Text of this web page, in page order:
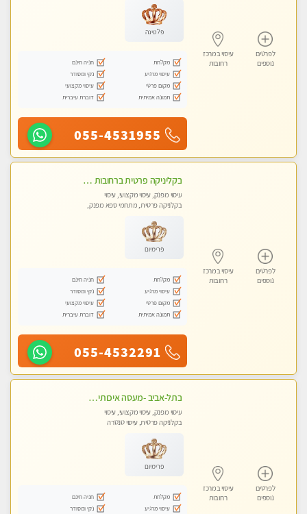
לפרטים
נוספים
עיסוי במרכז
רחובות
פלטינה
מקלחת
חניה חינם
עיסוי מרגיע
נקי ומסודר
מקום פרטי
עיסוי מקצועי
תמונה אמיתית
דוברת עיברית
055-4531955
לפרטים
נוספים
עיסוי במרכז
רחובות
בקליניקה פרטית ברחובות כל סוגי העיסויים מעסה מקצועית ואיכותית פרטי!!
עיסוי מפנק, עיסוי מקצועי, עיסוי
בקלניקה פרטית, מתחמי ספא מפנק,
פרימיום
מקלחת
חניה חינם
עיסוי מרגיע
נקי ומסודר
מקום פרטי
עיסוי מקצועי
תמונה אמיתית
דוברת עיברית
055-4532291
לפרטים
נוספים
עיסוי במרכז
רחובות
בתל-אביב -מעסה איכותית מקצועית ומפנקת מאוד
עיסוי מפנק, עיסוי מקצועי, עיסוי
בקלניקה פרטית, עיסוי טנטרה
פרימיום
מקלחת
חניה חינם
עיסוי מרגיע
נקי ומסודר